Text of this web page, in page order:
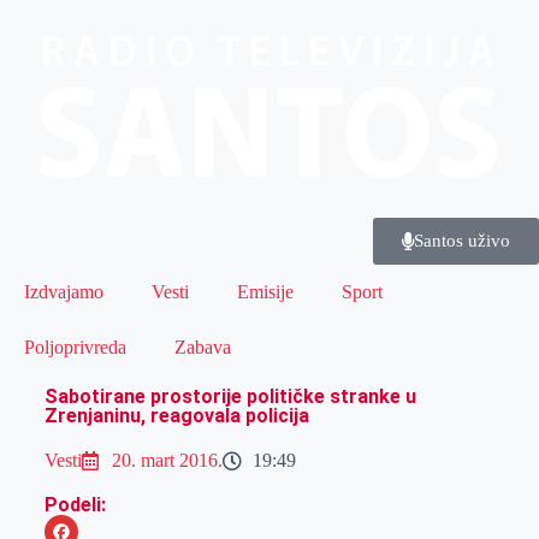
Santos uživo
Izdvajamo Vesti Emisije Sport
Poljoprivreda Zabava
Sabotirane prostorije političke stranke u
Zrenjaninu, reagovala policija
Vesti 20. mart 2016. 19:49
Podeli: